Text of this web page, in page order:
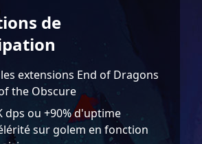
de
extensions End of Dragons
the Obscure
dps ou +90% d'uptime
sur golem en fonction